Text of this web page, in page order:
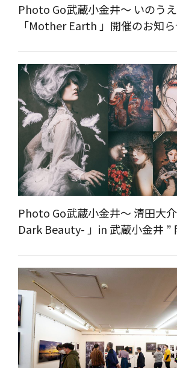
Photo Go武蔵小金井～ いのう
「Mother Earth 」開催のお知
Photo Go武蔵小金井～ 清田大
Dark Beauty- 」in 武蔵小金井 ”